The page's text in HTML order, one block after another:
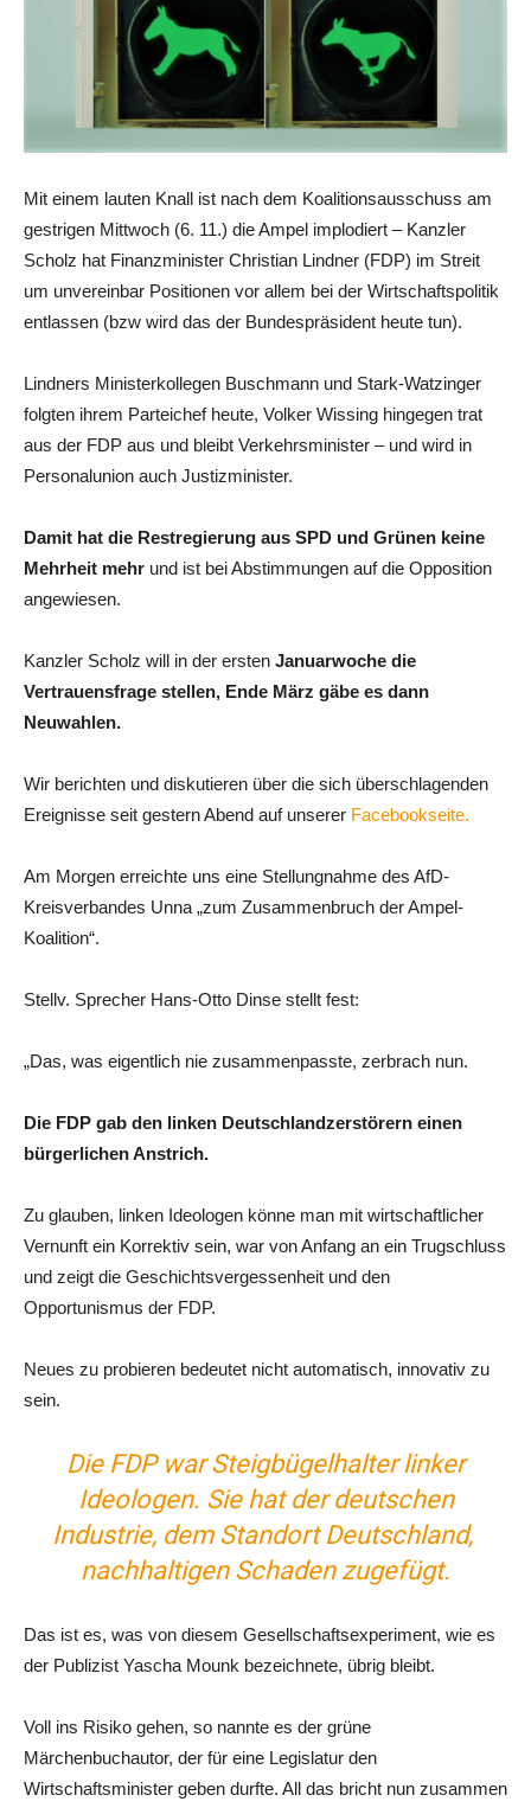
Mit einem lauten Knall ist nach dem Koalitionsausschuss am
gestrigen Mittwoch (6. 11.) die Ampel implodiert – Kanzler
Scholz hat Finanzminister Christian Lindner (FDP) im Streit
um unvereinbar Positionen vor allem bei der Wirtschaftspolitik
entlassen (bzw wird das der Bundespräsident heute tun).
Lindners Ministerkollegen Buschmann und Stark-Watzinger
folgten ihrem Parteichef heute, Volker Wissing hingegen trat
aus der FDP aus und bleibt Verkehrsminister – und wird in
Personalunion auch Justizminister.
Damit hat die Restregierung aus SPD und Grünen keine
Mehrheit mehr und ist bei Abstimmungen auf die Opposition
angewiesen.
Kanzler Scholz will in der ersten Januarwoche die
Vertrauensfrage stellen, Ende März gäbe es dann
Neuwahlen.
Wir berichten und diskutieren über die sich überschlagenden
Ereignisse seit gestern Abend auf unserer Facebookseite.
Am Morgen erreichte uns eine Stellungnahme des AfD-
Kreisverbandes Unna „zum Zusammenbruch der Ampel-
Koalition“.
Stellv. Sprecher Hans-Otto Dinse stellt fest:
„Das, was eigentlich nie zusammenpasste, zerbrach nun.
Die FDP gab den linken Deutschlandzerstörern einen
bürgerlichen Anstrich.
Zu glauben, linken Ideologen könne man mit wirtschaftlicher
Vernunft ein Korrektiv sein, war von Anfang an ein Trugschluss
und zeigt die Geschichtsvergessenheit und den
Opportunismus der FDP.
Neues zu probieren bedeutet nicht automatisch, innovativ zu
sein.
Die FDP war Steigbügelhalter linker
Ideologen. Sie hat der deutschen
Industrie, dem Standort Deutschland,
nachhaltigen Schaden zugefügt.
Das ist es, was von diesem Gesellschaftsexperiment, wie es
der Publizist Yascha Mounk bezeichnete, übrig bleibt.
Voll ins Risiko gehen, so nannte es der grüne
Märchenbuchautor, der für eine Legislatur den
Wirtschaftsminister geben durfte. All das bricht nun zusammen